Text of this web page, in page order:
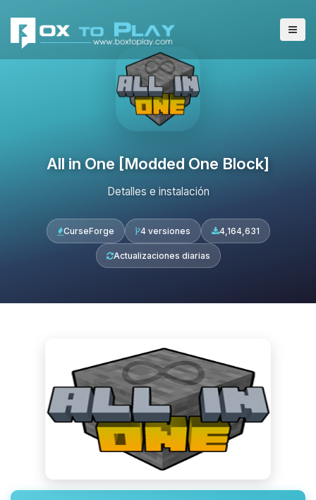
All in One [Modded One Block]
Detalles e instalación
CurseForge 4 versiones 4,164,631
Actualizaciones diarias